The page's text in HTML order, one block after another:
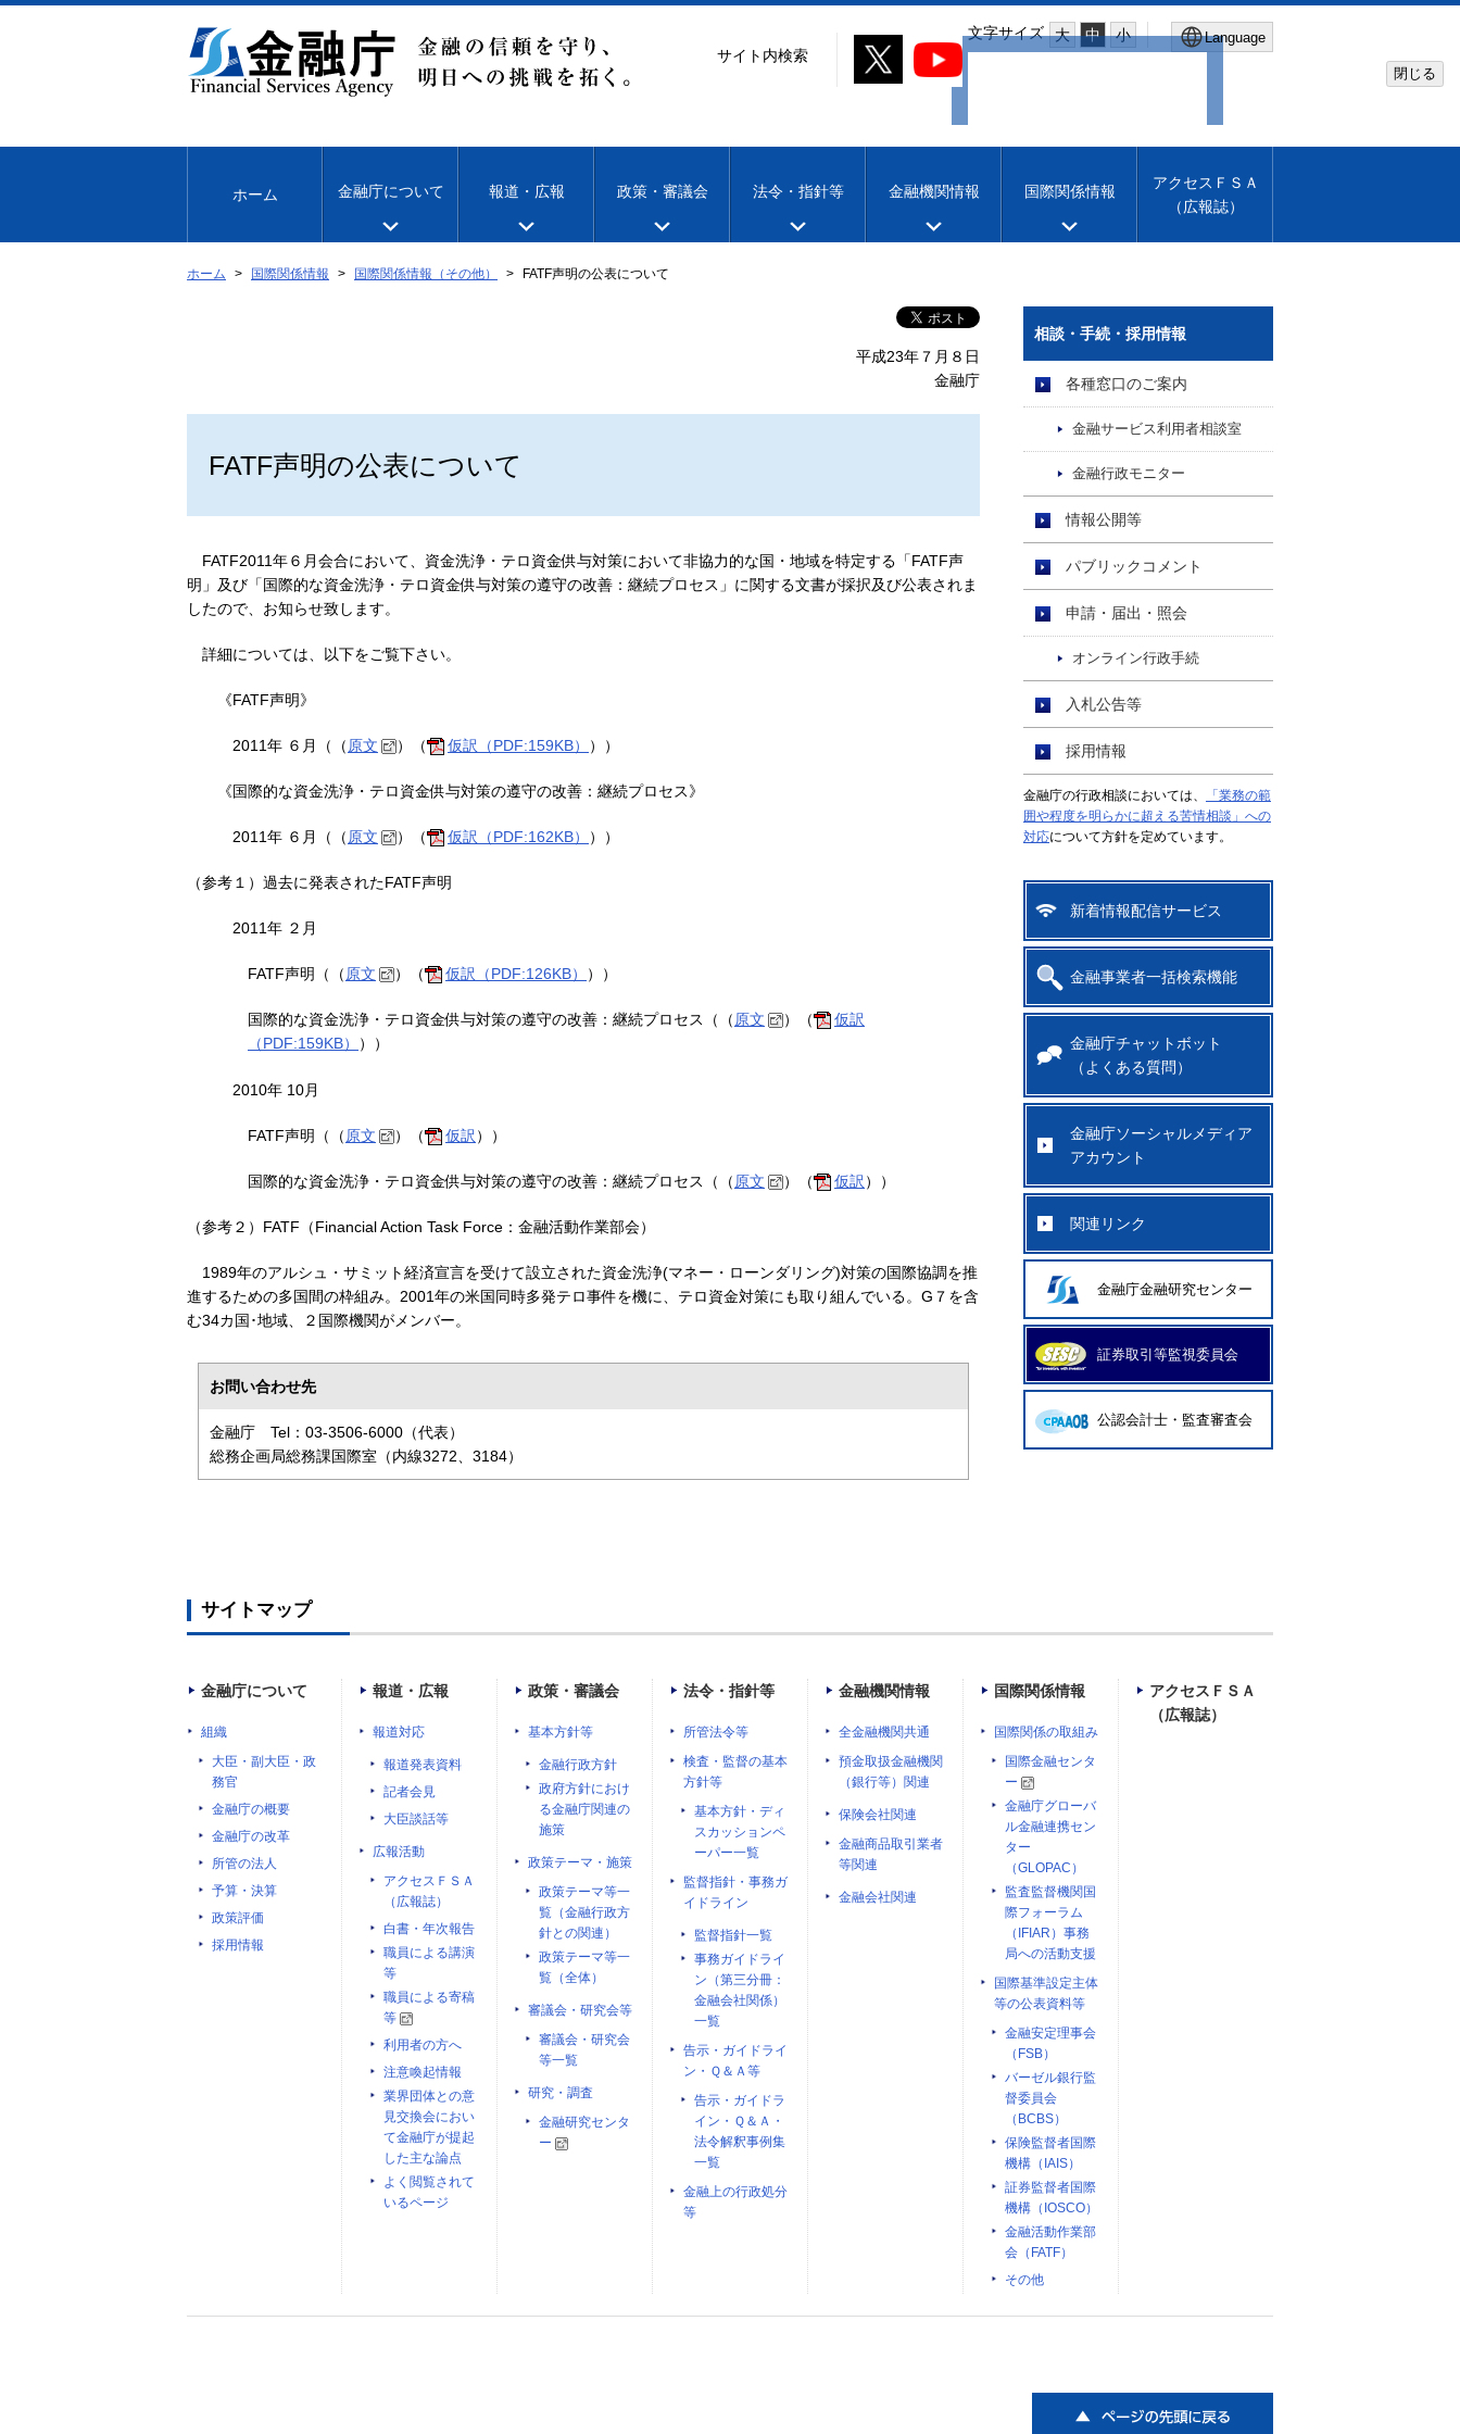
文
移
文字サイズ 大 中 小 Language
Machine translation
閉じる
サイト内検索
ホーム 金融庁について 報道・広報 政策・審議会 法令・指針等 金融機関情報 国際関係情報
アクセスＦＳＡ
（広報誌）
ホーム 国際関係情報 国際関係情報（その他） FATF声明の公表について
平成23年７月８日
金融庁
FATF声明の公表について
FATF2011年６月会合において、資金洗浄・テロ資金供与対策において非協力的な国・地域を特定する「FATF声
明」及び「国際的な資金洗浄・テロ資金供与対策の遵守の改善：継続プロセス」に関する文書が採択及び公表されま
したので、お知らせ致します。
詳細については、以下をご覧下さい。
《FATF声明》
2011年 ６月（（ 原文 ）（ 仮訳（PDF:159KB） ））
《国際的な資金洗浄・テロ資金供与対策の遵守の改善：継続プロセス》
2011年 ６月（（ 原文 ）（ 仮訳（PDF:162KB） ））
（参考１）過去に発表されたFATF声明
2011年 ２月
FATF声明（（ 原文 ）（ 仮訳（PDF:126KB） ））
国際的な資金洗浄・テロ資金供与対策の遵守の改善：継続プロセス（（ 原文 ）（
仮訳
（PDF:159KB）
））
2010年 10月
FATF声明（（ 原文 ）（ 仮訳 ））
国際的な資金洗浄・テロ資金供与対策の遵守の改善：継続プロセス（（ 原文 ）（ 仮訳 ））
（参考２）FATF（Financial Action Task Force：金融活動作業部会）
1989年のアルシュ・サミット経済宣言を受けて設立された資金洗浄(マネー・ローンダリング)対策の国際協調を推
進するための多国間の枠組み。2001年の米国同時多発テロ事件を機に、テロ資金対策にも取り組んでいる。G７を含
む34カ国･地域、２国際機関がメンバー。
お問い合わせ先
金融庁 Tel：03-3506-6000（代表）
総務企画局総務課国際室（内線3272、3184）
相談・手続・採用情報
各種窓口のご案内
金融サービス利用者相談室
金融行政モニター
情報公開等
パブリックコメント
申請・届出・照会
オンライン行政手続
入札公告等
採用情報
金融庁の行政相談においては、
「業務の範
囲や程度を明らかに超える苦情相談」への
対応について方針を定めています。
新着情報配信サービス
金融事業者一括検索機能
金融庁チャットボット
（よくある質問）
金融庁ソーシャルメディア
アカウント
関連リンク
金融庁金融研究センター
証券取引等監視委員会
公認会計士・監査審査会
サイトマップ
金融庁について
組織
大臣・副大臣・政
務官
金融庁の概要
金融庁の改革
所管の法人
予算・決算
政策評価
採用情報
報道・広報
報道対応
報道発表資料
記者会見
大臣談話等
広報活動
アクセスＦＳＡ
（広報誌）
白書・年次報告
職員による講演
等
職員による寄稿
等
利用者の方へ
注意喚起情報
業界団体との意
見交換会におい
て金融庁が提起
した主な論点
よく閲覧されて
いるページ
政策・審議会
基本方針等
金融行政方針
政府方針におけ
る金融庁関連の
施策
政策テーマ・施策
政策テーマ等一
覧（金融行政方
針との関連）
政策テーマ等一
覧（全体）
審議会・研究会等
審議会・研究会
等一覧
研究・調査
金融研究センタ
ー
法令・指針等
所管法令等
検査・監督の基本
方針等
基本方針・ディ
スカッションペ
ーパー一覧
監督指針・事務ガ
イドライン
監督指針一覧
事務ガイドライ
ン（第三分冊：
金融会社関係）
一覧
告示・ガイドライ
ン・Ｑ＆Ａ等
告示・ガイドラ
イン・Ｑ＆Ａ・
法令解釈事例集
一覧
金融上の行政処分
等
金融機関情報
全金融機関共通
預金取扱金融機関
（銀行等）関連
保険会社関連
金融商品取引業者
等関連
金融会社関連
国際関係情報
国際関係の取組み
国際金融センタ
ー
金融庁グローバ
ル金融連携セン
ター
（GLOPAC）
監査監督機関国
際フォーラム
（IFIAR）事務
局への活動支援
国際基準設定主体
等の公表資料等
金融安定理事会
（FSB）
バーゼル銀行監
督委員会
（BCBS）
保険監督者国際
機構（IAIS）
証券監督者国際
機構（IOSCO）
金融活動作業部
会（FATF）
その他
アクセスＦＳＡ
（広報誌）